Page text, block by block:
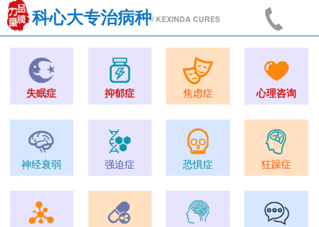
科心大专治病种/ KEXINDA CURES
失眠症 抑郁症 焦虑症 心理咨询
神经衰弱 强迫症 恐惧症 狂躁症